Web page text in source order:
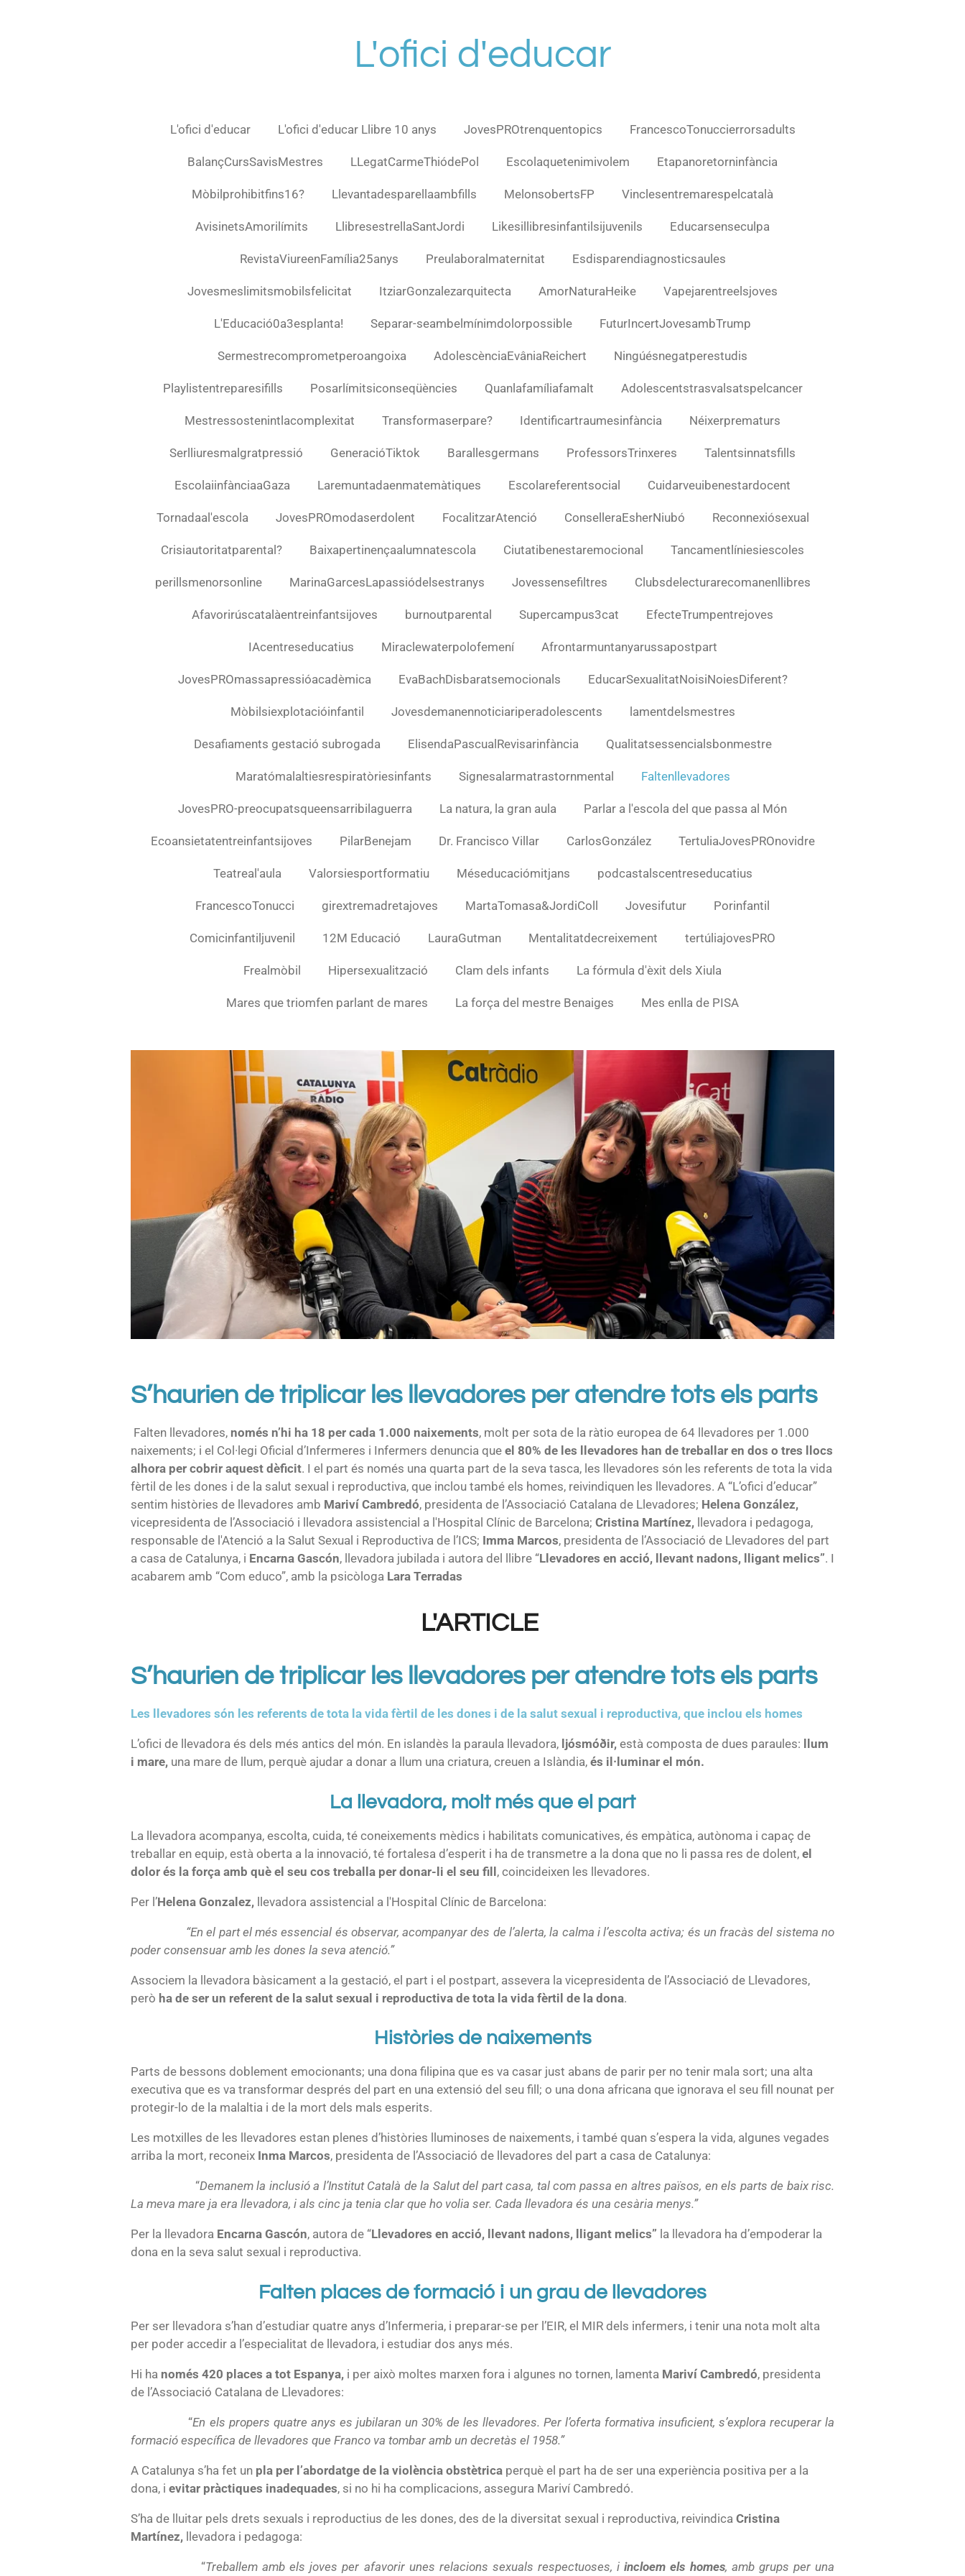
L'ofici d'educar
L'ofici d'educar L'ofici d'educar Llibre 10 anys JovesPROtrenquentopics FrancescoTonuccierrorsadults
BalançCursSavisMestres LLegatCarmeThiódePol Escolaquetenimivolem Etapanoretorninfància
Mòbilprohibitfins16? Llevantadesparellaambfills MelonsobertsFP Vinclesentremarespelcatalà
AvisinetsAmorilímits LlibresestrellaSantJordi Likesillibresinfantilsijuvenils Educarsenseculpa
RevistaViureenFamília25anys Preulaboralmaternitat Esdisparendiagnosticsaules
Jovesmeslimitsmobilsfelicitat ItziarGonzalezarquitecta AmorNaturaHeike Vapejarentreelsjoves
L'Educació0a3esplanta! Separar-seambelmínimdolorpossible FuturIncertJovesambTrump
Sermestrecomprometperoangoixa AdolescènciaEvâniaReichert Ningúésnegatperestudis
Playlistentreparesifills Posarlímitsiconseqüències Quanlafamíliafamalt Adolescentstrasvalsatspelcancer
Mestressostenintlacomplexitat Transformaserpare? Identificartraumesinfància Néixerprematurs
Serlliuresmalgratpressió GeneracióTiktok Barallesgermans ProfessorsTrinxeres Talentsinnatsfills
EscolaiinfànciaaGaza Laremuntadaenmatemàtiques Escolareferentsocial Cuidarveuibenestardocent
Tornadaal'escola JovesPROmodaserdolent FocalitzarAtenció ConselleraEsherNiubó Reconnexiósexual
Crisiautoritatparental? Baixapertinençaalumnatescola Ciutatibenestaremocional Tancamentlíniesiescoles
perillsmenorsonline MarinaGarcesLapassiódelsestranys Jovessensefiltres Clubsdelecturarecomanenllibres
Afavorirúscatalàentreinfantsijoves burnoutparental Supercampus3cat EfecteTrumpentrejoves
IAcentreseducatius Miraclewaterpolofemení Afrontarmuntanyarussapostpart
JovesPROmassapressióacadèmica EvaBachDisbaratsemocionals EducarSexualitatNoisiNoiesDiferent?
Mòbilsiexplotacióinfantil Jovesdemanennoticiariperadolescents lamentdelsmestres
Desafiaments gestació subrogada ElisendaPascualRevisarinfància Qualitatsessencialsbonmestre
Maratómalaltiesrespiratòriesinfants Signesalarmatrastornmental Faltenllevadores
JovesPRO-preocupatsqueensarribilaguerra La natura, la gran aula Parlar a l'escola del que passa al Món
Ecoansietatentreinfantsijoves PilarBenejam Dr. Francisco Villar CarlosGonzález TertuliaJovesPROnovidre
Teatreal'aula Valorsiesportformatiu Méseducaciómitjans podcastalscentreseducatius
FrancescoTonucci girextremadretajoves MartaTomasa&JordiColl Jovesifutur Porinfantil
Comicinfantiljuvenil 12M Educació LauraGutman Mentalitatdecreixement tertúliajovesPRO
Frealmòbil Hipersexualització Clam dels infants La fórmula d'èxit dels Xiula
Mares que triomfen parlant de mares La força del mestre Benaiges Mes enlla de PISA
S’haurien de triplicar les llevadores per atendre tots els parts
Falten llevadores, només n’hi ha 18 per cada 1.000 naixements, molt per sota de la ràtio europea de 64 llevadores per 1.000
naixements; i el Col·legi Oficial d’Infermeres i Infermers denuncia que el 80% de les llevadores han de treballar en dos o tres llocs
alhora per cobrir aquest dèficit. I el part és només una quarta part de la seva tasca, les llevadores són les referents de tota la vida
fèrtil de les dones i de la salut sexual i reproductiva, que inclou també els homes, reivindiquen les llevadores. A “L’ofici d’educar”
sentim històries de llevadores amb Mariví Cambredó, presidenta de l’Associació Catalana de Llevadores; Helena González,
vicepresidenta de l’Associació i llevadora assistencial a l'Hospital Clínic de Barcelona; Cristina Martínez, llevadora i pedagoga,
responsable de l'Atenció a la Salut Sexual i Reproductiva de l’ICS; Imma Marcos, presidenta de l’Associació de Llevadores del part
a casa de Catalunya, i Encarna Gascón, llevadora jubilada i autora del llibre “Llevadores en acció, llevant nadons, lligant melics”. I
acabarem amb “Com educo”, amb la psicòloga Lara Terradas
L'ARTICLE
S’haurien de triplicar les llevadores per atendre tots els parts
Les llevadores són les referents de tota la vida fèrtil de les dones i de la salut sexual i reproductiva, que inclou els homes
L’ofici de llevadora és dels més antics del món. En islandès la paraula llevadora, ljósmóðir, està composta de dues paraules:
llum
i mare, una mare de llum, perquè ajudar a donar a llum una criatura, creuen a Islàndia, és il·luminar el món.
La llevadora, molt més que el part
La llevadora acompanya, escolta, cuida, té coneixements mèdics i habilitats comunicatives, és empàtica, autònoma i capaç de
treballar en equip, està oberta a la innovació, té fortalesa d’esperit i ha de transmetre a la dona que no li passa res de dolent, el
dolor és la força amb què el seu cos treballa per donar-li el seu fill, coincideixen les llevadores.
Per l’Helena Gonzalez, llevadora assistencial a l'Hospital Clínic de Barcelona:
“En el part el més essencial és observar, acompanyar des de l’alerta, la calma i l’escolta activa; és un fracàs del sistema no
poder consensuar amb les dones la seva atenció.”
Associem la llevadora bàsicament a la gestació, el part i el postpart, assevera la vicepresidenta de l’Associació de Llevadores,
però ha de ser un referent de la salut sexual i reproductiva de tota la vida fèrtil de la dona.
Històries de naixements
Parts de bessons doblement emocionants; una dona filipina que es va casar just abans de parir per no tenir mala sort; una alta
executiva que es va transformar després del part en una extensió del seu fill; o una dona africana que ignorava el seu fill nounat per
protegir-lo de la malaltia i de la mort dels mals esperits.
Les motxilles de les llevadores estan plenes d’històries lluminoses de naixements, i també quan s’espera la vida, algunes vegades
arriba la mort, reconeix Inma Marcos, presidenta de l’Associació de llevadores del part a casa de Catalunya:
“Demanem la inclusió a l’Institut Català de la Salut del part casa, tal com passa en altres països, en els parts de baix risc.
La meva mare ja era llevadora, i als cinc ja tenia clar que ho volia ser. Cada llevadora és una cesària menys.”
Per la llevadora Encarna Gascón, autora de “Llevadores en acció, llevant nadons, lligant melics” la llevadora ha d’empoderar la
dona en la seva salut sexual i reproductiva.
Falten places de formació i un grau de llevadores
Per ser llevadora s’han d’estudiar quatre anys d’Infermeria, i preparar-se per l’EIR, el MIR dels infermers, i tenir una nota molt alta
per poder accedir a l’especialitat de llevadora, i estudiar dos anys més.
Hi ha només 420 places a tot Espanya, i per això moltes marxen fora i algunes no tornen, lamenta Mariví Cambredó, presidenta
de l’Associació Catalana de Llevadores:
“En els propers quatre anys es jubilaran un 30% de les llevadores. Per l’oferta formativa insuficient, s’explora recuperar la
formació específica de llevadores que Franco va tombar amb un decretàs el 1958.”
A Catalunya s’ha fet un pla per l’abordatge de la violència obstètrica perquè el part ha de ser una experiència positiva per a la
dona, i evitar pràctiques inadequades, si no hi ha complicacions, assegura Mariví Cambredó.
S’ha de lluitar pels drets sexuals i reproductius de les dones, des de la diversitat sexual i reproductiva, reivindica Cristina
Martínez, llevadora i pedagoga:
“Treballem amb els joves per afavorir unes relacions sexuals respectuoses, iincloem els homes, amb grups per una